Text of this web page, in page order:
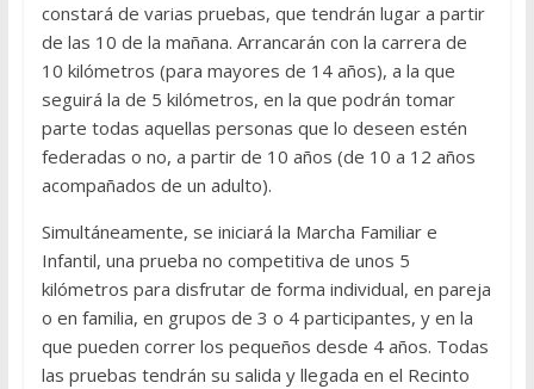
constará de varias pruebas, que tendrán lugar a partir
de las 10 de la mañana. Arrancarán con la carrera de
10 kilómetros (para mayores de 14 años), a la que
seguirá la de 5 kilómetros, en la que podrán tomar
parte todas aquellas personas que lo deseen estén
federadas o no, a partir de 10 años (de 10 a 12 años
acompañados de un adulto).
Simultáneamente, se iniciará la Marcha Familiar e
Infantil, una prueba no competitiva de unos 5
kilómetros para disfrutar de forma individual, en pareja
o en familia, en grupos de 3 o 4 participantes, y en la
que pueden correr los pequeños desde 4 años. Todas
las pruebas tendrán su salida y llegada en el Recinto